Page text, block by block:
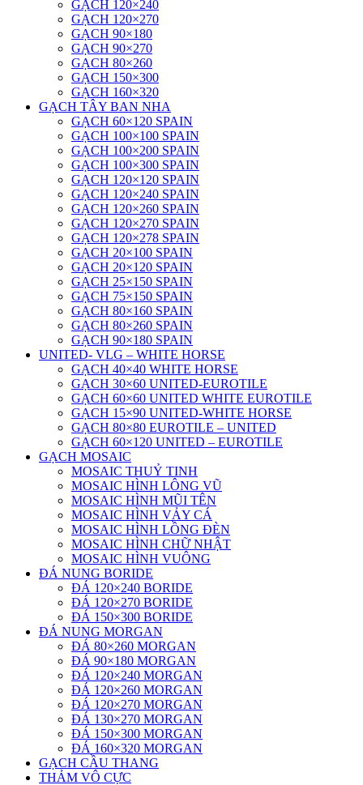
GẠCH 120×240
GẠCH 120×270
GẠCH 90×180
GẠCH 90×270
GẠCH 80×260
GẠCH 150×300
GẠCH 160×320
GẠCH TÂY BAN NHA
GẠCH 60×120 SPAIN
GẠCH 100×100 SPAIN
GẠCH 100×200 SPAIN
GẠCH 100×300 SPAIN
GẠCH 120×120 SPAIN
GẠCH 120×240 SPAIN
GẠCH 120×260 SPAIN
GẠCH 120×270 SPAIN
GẠCH 120×278 SPAIN
GẠCH 20×100 SPAIN
GẠCH 20×120 SPAIN
GẠCH 25×150 SPAIN
GẠCH 75×150 SPAIN
GẠCH 80×160 SPAIN
GẠCH 80×260 SPAIN
GẠCH 90×180 SPAIN
UNITED- VLG – WHITE HORSE
GẠCH 40×40 WHITE HORSE
GẠCH 30×60 UNITED-EUROTILE
GẠCH 60×60 UNITED WHITE EUROTILE
GẠCH 15×90 UNITED-WHITE HORSE
GẠCH 80×80 EUROTILE – UNITED
GẠCH 60×120 UNITED – EUROTILE
GẠCH MOSAIC
MOSAIC THUỶ TINH
MOSAIC HÌNH LÔNG VŨ
MOSAIC HÌNH MŨI TÊN
MOSAIC HÌNH VẢY CÁ
MOSAIC HÌNH LỒNG ĐÈN
MOSAIC HÌNH CHỮ NHẬT
MOSAIC HÌNH VUÔNG
ĐÁ NUNG BORIDE
ĐÁ 120×240 BORIDE
ĐÁ 120×270 BORIDE
ĐÁ 150×300 BORIDE
ĐÁ NUNG MORGAN
ĐÁ 80×260 MORGAN
ĐÁ 90×180 MORGAN
ĐÁ 120×240 MORGAN
ĐÁ 120×260 MORGAN
ĐÁ 120×270 MORGAN
ĐÁ 130×270 MORGAN
ĐÁ 150×300 MORGAN
ĐÁ 160×320 MORGAN
GẠCH CẦU THANG
THẢM VÔ CỰC